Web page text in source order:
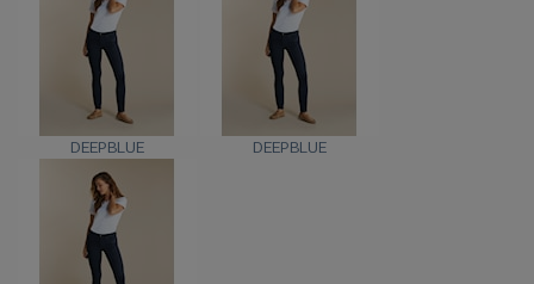
DEEPBLUE DEEPBLUE